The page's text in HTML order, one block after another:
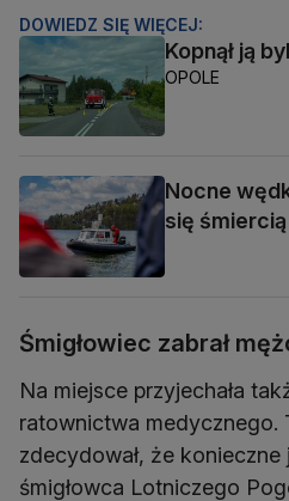
DOWIEDZ SIĘ WIĘCEJ:
Kopnął ją
OPOLE
Nocne
się
Śmigłowiec zabrał
Na miejsce przyjechała
ratownictwa medycznego.
zdecydował, że
śmigłowca Lotniczego